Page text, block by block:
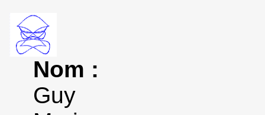
Nom :
Guy